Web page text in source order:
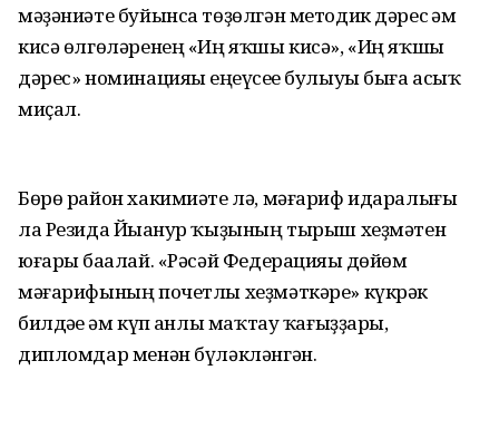
мәҙәниәте буйынса төҙөлгән методик дәрес һәм
кисә өлгөләренең «Иң яҡшы кисә», «Иң яҡшы
дәрес» номинацияһы еңеүсеһе булыуы быға асыҡ
миҫал.
Бөрө район хакимиәте лә, мәғариф идаралығы
ла Резида Йыһанур ҡыҙының тырыш хеҙмәтен
юғары баһалай. «Рәсәй Федерацияһы дөйөм
мәғарифының почетлы хеҙмәткәре» күкрәк
билдәһе һәм күп һанлы маҡтау ҡағыҙҙары,
дипломдар менән бүләкләнгән.